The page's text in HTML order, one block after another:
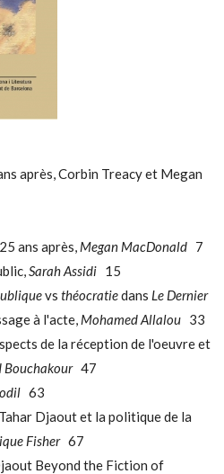
après, Corbin Treacy et Megan
ans après, Megan MacDonald 7
Sarah Assidi 15
vs théocratiedans Le Dernier
à l'acte, Mohamed Allalou 33
de la réception de l'oeuvre et
Bouchakour 47
63
Djaout et la politique de la
Fisher67
Beyond the Fiction of